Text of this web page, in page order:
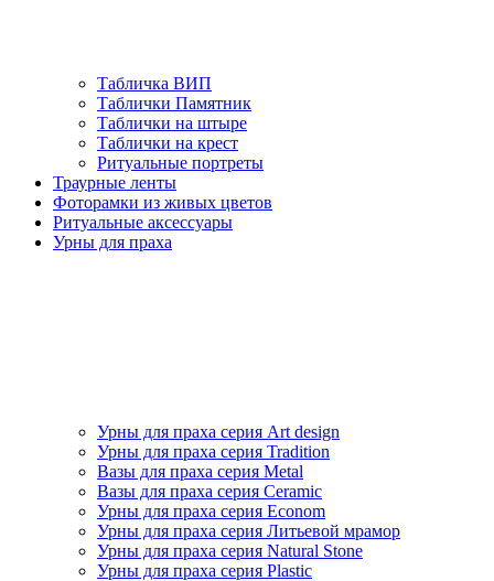
Табличка ВИП
Таблички Памятник
Таблички на штыре
Таблички на крест
Ритуальные портреты
Траурные ленты
Фоторамки из живых цветов
Ритуальные аксессуары
Урны для праха
Урны для праха серия Art design
Урны для праха серия Tradition
Вазы для праха серия Metal
Вазы для праха серия Ceramic
Урны для праха серия Econom
Урны для праха серия Литьевой мрамор
Урны для праха серия Natural Stone
Урны для праха серия Plastic